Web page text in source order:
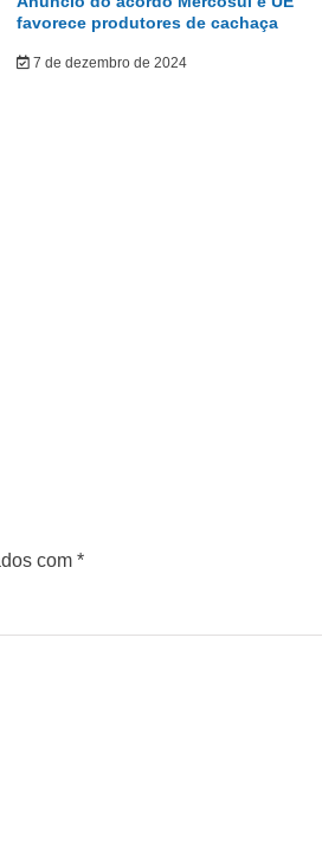
favorece produtores de cachaça
7 de dezembro de 2024
com *